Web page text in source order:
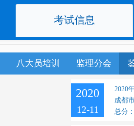
考试信息
八大员培训 监理分会
2020
12-11
2020
成都
总分